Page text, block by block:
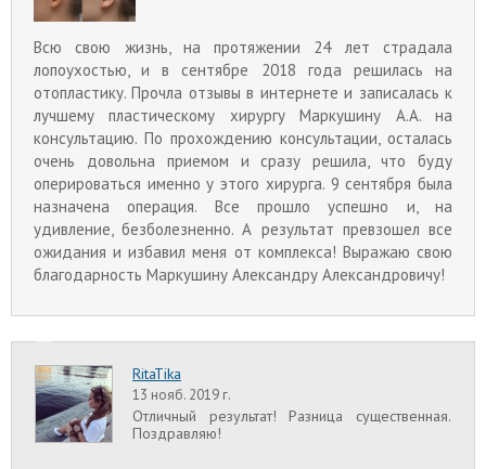
Всю свою жизнь, на протяжении 24 лет страдала
лопоухостью, и в сентябре 2018 года решилась на
отопластику. Прочла отзывы в интернете и записалась к
лучшему пластическому хирургу Маркушину А.А. на
консультацию. По прохождению консультации, осталась
очень довольна приемом и сразу решила, что буду
оперироваться именно у этого хирурга. 9 сентября была
назначена операция. Все прошло успешно и, на
удивление, безболезненно. А результат превзошел все
ожидания и избавил меня от комплекса! Выражаю свою
благодарность Маркушину Александру Александровичу!
RitaTika
13 нояб. 2019 г.
Отличный результат! Разница существенная.
Поздравляю!